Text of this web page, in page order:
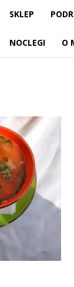
SKLEP
NOCLEGI O